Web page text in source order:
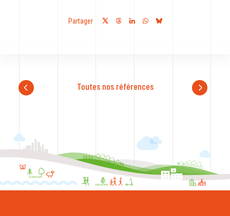
Partager
Toutes nos références